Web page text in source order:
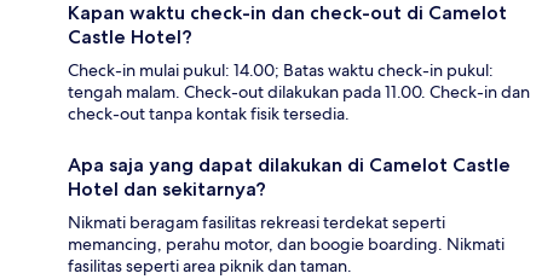
Kapan waktu check-in dan check-out di Camelot
Castle Hotel?
Check-in mulai pukul: 14.00; Batas waktu check-in pukul:
tengah malam. Check-out dilakukan pada 11.00. Check-in dan
check-out tanpa kontak fisik tersedia.
Apa saja yang dapat dilakukan di Camelot Castle
Hotel dan sekitarnya?
Nikmati beragam fasilitas rekreasi terdekat seperti
memancing, perahu motor, dan boogie boarding. Nikmati
fasilitas seperti area piknik dan taman.